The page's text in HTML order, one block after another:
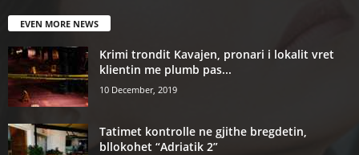
EVEN MORE NEWS
Krimi trondit Kavajen, pronari i lokalit vret
klientin me plumb pas...
10 December, 2019
Tatimet kontrolle ne gjithe bregdetin,
bllokohet “Adriatik 2”